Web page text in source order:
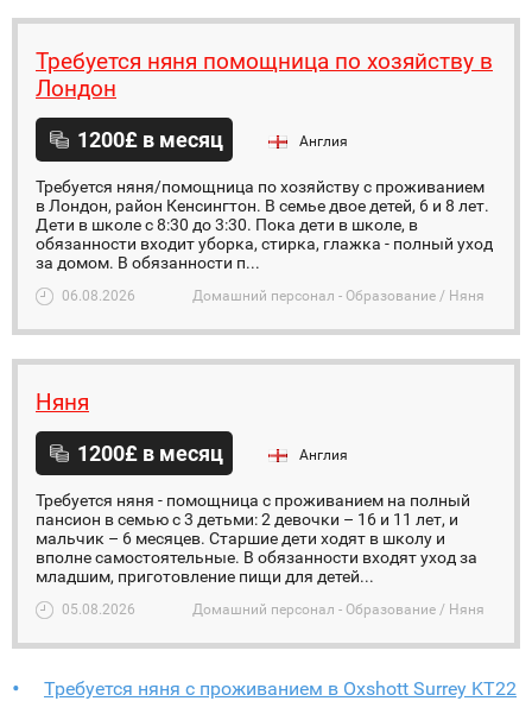
Требуется няня помощница по хозяйству в
Лондон
1200£ в месяц Англия
Требуется няня/помощница по хозяйству с проживанием
в Лондон, район Кенсингтон. В семье двое детей, 6 и 8 лет.
Дети в школе с 8:30 до 3:30. Пока дети в школе, в
обязанности входит уборка, стирка, глажка - полный уход
за домом. В обязанности п...
06.08.2026 Домашний персонал - Образование / Няня
Няня
1200£ в месяц Англия
Требуется няня - помощница с проживанием на полный
пансион в семью с 3 детьми: 2 девочки – 16 и 11 лет, и
мальчик – 6 месяцев. Старшие дети ходят в школу и
вполне самостоятельные. В обязанности входят уход за
младшим, приготовление пищи для детей...
05.08.2026 Домашний персонал - Образование / Няня
Требуется няня с проживанием в Oxshott Surrey KT22